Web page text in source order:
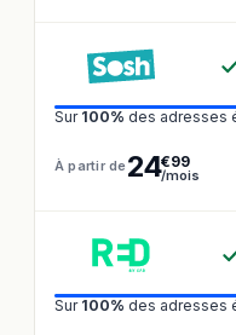
Sur 100% des adresses
À partir de 24€99
/mois
Sur 100% des adresses